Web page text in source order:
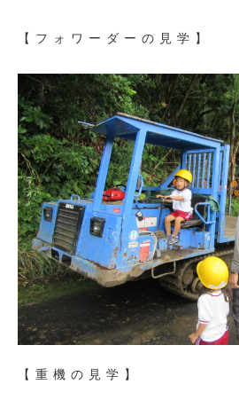
【フォワーダーの見学】
【重機の見学】